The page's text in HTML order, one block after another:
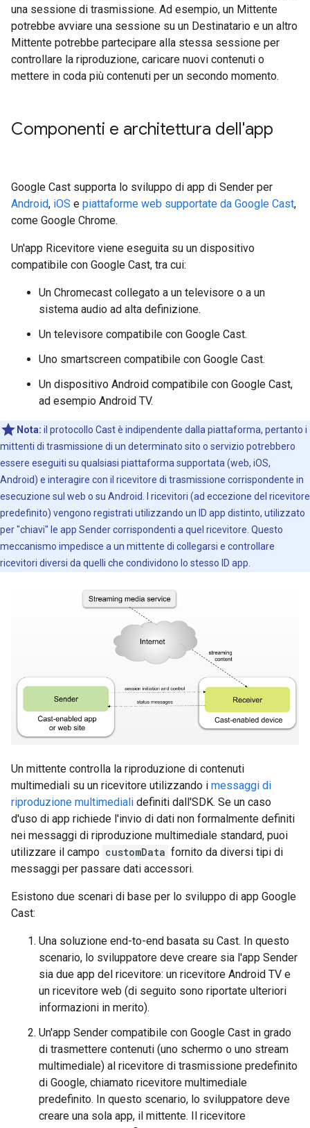
una sessione di trasmissione. Ad esempio, un Mittente
potrebbe avviare una sessione su un Destinatario e un altro
Mittente potrebbe partecipare alla stessa sessione per
controllare la riproduzione, caricare nuovi contenuti o
mettere in coda più contenuti per un secondo momento.
Componenti e architettura dell'app
Google Cast supporta lo sviluppo di app di Sender per
Android, iOS e piattaforme web supportate da Google Cast,
come Google Chrome.
Un'app Ricevitore viene eseguita su un dispositivo
compatibile con Google Cast, tra cui:
Un Chromecast collegato a un televisore o a un
sistema audio ad alta definizione.
Un televisore compatibile con Google Cast.
Uno smartscreen compatibile con Google Cast.
Un dispositivo Android compatibile con Google Cast,
ad esempio Android TV.
Nota: il protocollo Cast è indipendente dalla piattaforma, pertanto i
mittenti di trasmissione di un determinato sito o servizio potrebbero
essere eseguiti su qualsiasi piattaforma supportata (web, iOS,
Android) e interagire con il ricevitore di trasmissione corrispondente in
esecuzione sul web o su Android. I ricevitori (ad eccezione del ricevitore
predefinito) vengono registrati utilizzando un ID app distinto, utilizzato
per "chiavi" le app Sender corrispondenti a quel ricevitore. Questo
meccanismo impedisce a un mittente di collegarsi e controllare
ricevitori diversi da quelli che condividono lo stesso ID app.
Un mittente controlla la riproduzione di contenuti
multimediali su un ricevitore utilizzando i messaggi di
riproduzione multimediali definiti dall'SDK. Se un caso
d'uso di app richiede l'invio di dati non formalmente definiti
nei messaggi di riproduzione multimediale standard, puoi
utilizzare il campo customData fornito da diversi tipi di
messaggi per passare dati accessori.
Esistono due scenari di base per lo sviluppo di app Google
Cast:
Una soluzione end-to-end basata su Cast. In questo
scenario, lo sviluppatore deve creare sia l'app Sender
sia due app del ricevitore: un ricevitore Android TV e
un ricevitore web (di seguito sono riportate ulteriori
informazioni in merito).
Un'app Sender compatibile con Google Cast in grado
di trasmettere contenuti (uno schermo o uno stream
multimediale) al ricevitore di trasmissione predefinito
di Google, chiamato ricevitore multimediale
predefinito. In questo scenario, lo sviluppatore deve
creare una sola app, il mittente. Il ricevitore